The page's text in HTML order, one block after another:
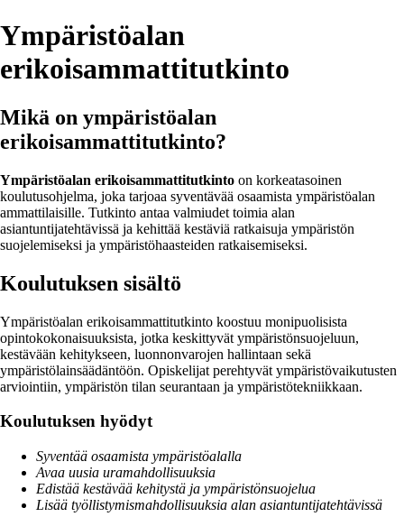
Ympäristöalan
erikoisammattitutkinto
Mikä on ympäristöalan
erikoisammattitutkinto?
Ympäristöalan erikoisammattitutkinto on korkeatasoinen
koulutusohjelma, joka tarjoaa syventävää osaamista ympäristöalan
ammattilaisille. Tutkinto antaa valmiudet toimia alan
asiantuntijatehtävissä ja kehittää kestäviä ratkaisuja ympäristön
suojelemiseksi ja ympäristöhaasteiden ratkaisemiseksi.
Koulutuksen sisältö
Ympäristöalan erikoisammattitutkinto koostuu monipuolisista
opintokokonaisuuksista, jotka keskittyvät ympäristönsuojeluun,
kestävään kehitykseen, luonnonvarojen hallintaan sekä
ympäristölainsäädäntöön. Opiskelijat perehtyvät ympäristövaikutusten
arviointiin, ympäristön tilan seurantaan ja ympäristötekniikkaan.
Koulutuksen hyödyt
Syventää osaamista ympäristöalalla
Avaa uusia uramahdollisuuksia
Edistää kestävää kehitystä ja ympäristönsuojelua
Lisää työllistymismahdollisuuksia alan asiantuntijatehtävissä